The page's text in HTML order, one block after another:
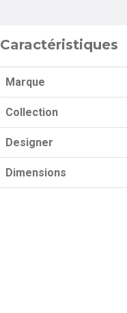
Caractéristiques
Marque
Collection
Designer
Dimensions